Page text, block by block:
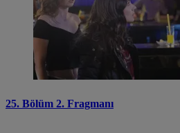
25. Bölüm 2. Fragmanı